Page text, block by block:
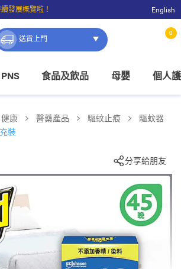
發展概覽啦！
；滿$100即可免費店取。
English
送貨上門
0
食品及飲品 母嬰 個人
康 醫藥產品 驅蚊止痕
驅蚊器
裝
分享給朋友